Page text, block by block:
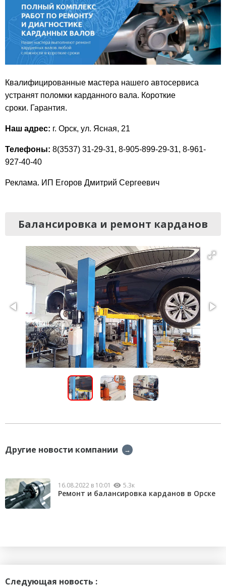
Квалифицированные мастера нашего автосервиса
устранят поломки карданного вала. Короткие
сроки. Гарантия.
Наш адрес: г. Орск, ул. Ясная, 21
Телефоны: 8(3537) 31-29-31, 8-905-899-29-31, 8-961-
927-40-40
Реклама. ИП Егоров Дмитрий Сергеевич
Балансировка и ремонт карданов
Другие новости компании →
16.08.2022 в 10:01 5.3к
Ремонт и балансировка карданов в Орске
Следующая новость :